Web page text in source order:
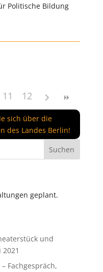
Politische Bildung
11 12
sich über die
des Landes Berlin!
geplant.
und
Fachgespräch,